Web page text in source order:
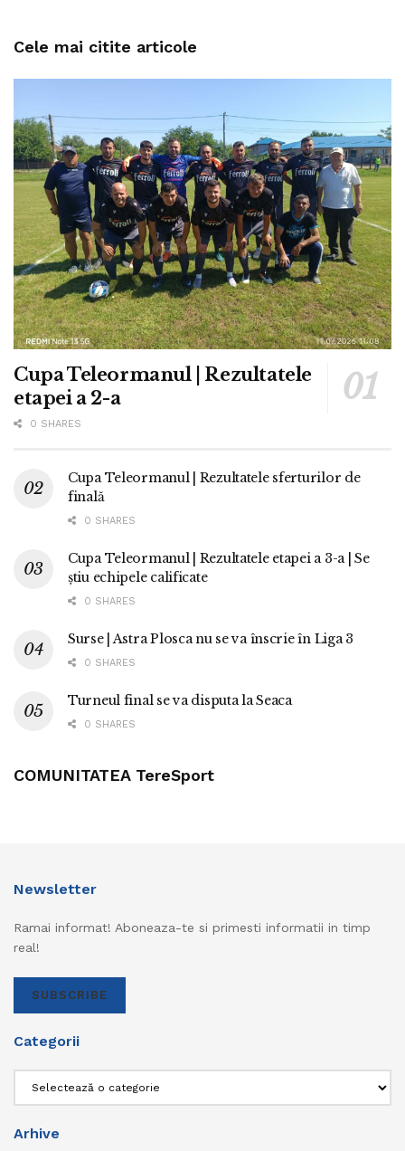
Cele mai citite articole
Cupa Teleormanul | Rezultatele
etapei a 2-a
0 SHARES
Cupa Teleormanul | Rezultatele sferturilor de
finală
0 SHARES
Cupa Teleormanul | Rezultatele etapei a 3-a | Se
știu echipele calificate
0 SHARES
Surse | Astra Plosca nu se va înscrie în Liga 3
0 SHARES
Turneul final se va disputa la Seaca
0 SHARES
COMUNITATEA TereSport
Newsletter
Ramai informat! Aboneaza-te si primesti informatii in timp
real!
SUBSCRIBE
Categorii
Arhive